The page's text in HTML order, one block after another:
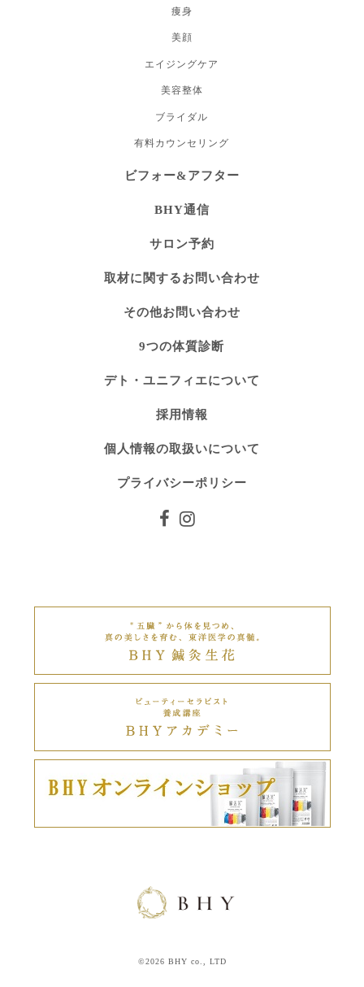
痩身
美顔
エイジングケア
美容整体
ブライダル
有料カウンセリング
ビフォー&アフター
BHY通信
サロン予約
取材に関するお問い合わせ
その他お問い合わせ
9つの体質診断
デト・ユニフィエについて
採用情報
個人情報の取扱いについて
プライバシーポリシー
©2026 BHY co., LTD